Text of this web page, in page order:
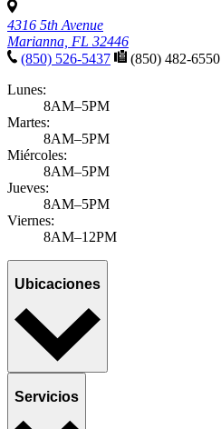
4316 5th Avenue
Marianna, FL 32446
(850) 526-5437
(850) 482-6550
Lunes:
8AM–5PM
Martes:
8AM–5PM
Miércoles:
8AM–5PM
Jueves:
8AM–5PM
Viernes:
8AM–12PM
Ubicaciones
Servicios